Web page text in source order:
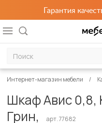
Гарантия
Интернет-магазин мебели
Шкаф Авис 0,8,
Грин,
арт. 77682